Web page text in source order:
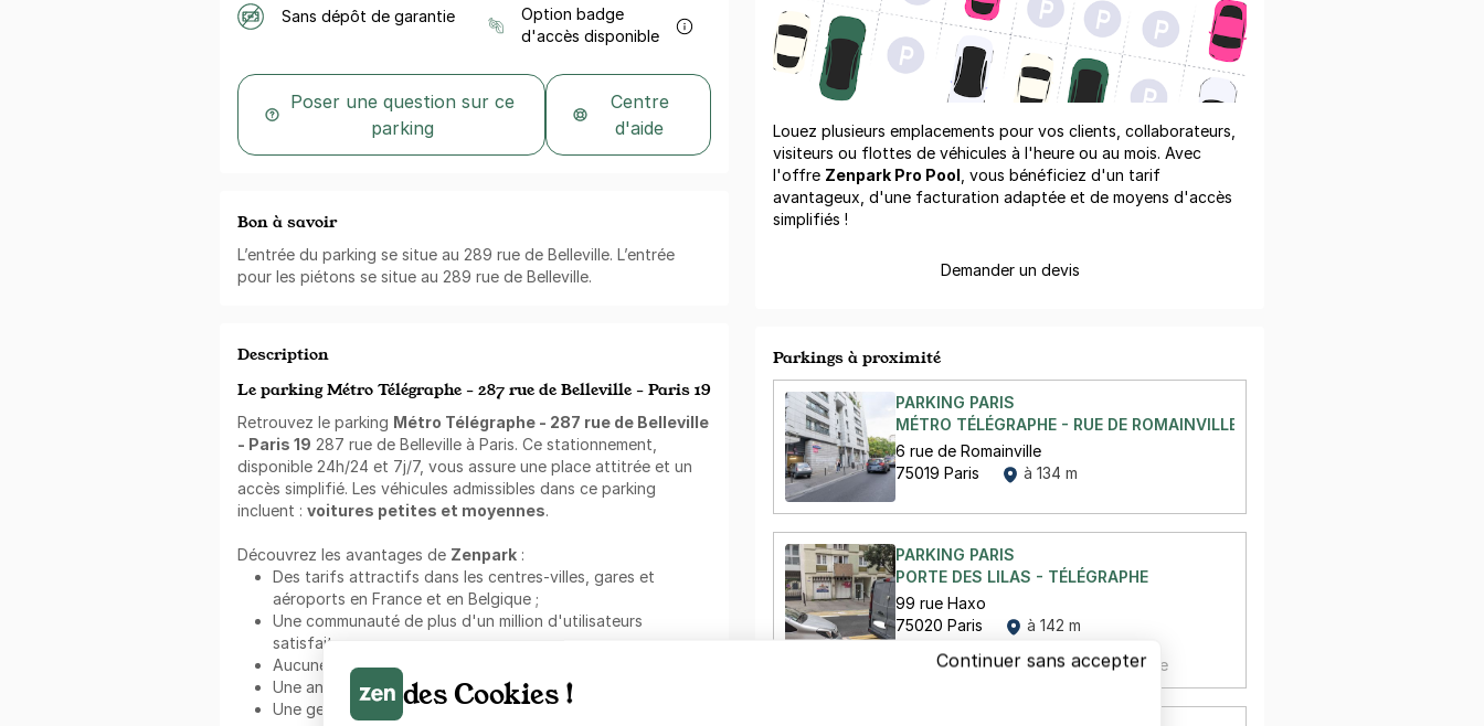
Sans dépôt de garantie
Option badge
d'accès disponible
Poser une question sur ce
parking
Centre
d'aide
Bon à savoir
L’entrée du parking se situe au 289 rue de Belleville. L’entrée
pour les piétons se situe au 289 rue de Belleville.
Description
Le parking Métro Télégraphe - 287 rue de Belleville - Paris 19
Retrouvez le parking Métro Télégraphe - 287 rue de Belleville
- Paris 19 287 rue de Belleville à Paris. Ce stationnement,
disponible 24h/24 et 7j/7, vous assure une place attitrée et un
accès simplifié. Les véhicules admissibles dans ce parking
incluent : voitures petites et moyennes.
Découvrez les avantages de Zenpark :
Des tarifs attractifs dans les centres-villes, gares et
aéroports en France et en Belgique ;
Une communauté de plus d'un million d'utilisateurs
satisfaits ;
Aucune commission sur la réservation ;
Une annulation gratuite et flexible ;
Une gestion facile et rapide via l'application mobile.
Louez plusieurs emplacements pour vos clients, collaborateurs,
visiteurs ou flottes de véhicules à l'heure ou au mois. Avec
l'offre Zenpark Pro Pool , vous bénéficiez d'un tarif
avantageux, d'une facturation adaptée et de moyens d'accès
simplifiés !
Demander un devis
Parkings à proximité
PARKING PARIS
MÉTRO TÉLÉGRAPHE - RUE DE ROMAINVILLE - PARIS 19
6 rue de Romainville
75019 Paris
à 134 m
PARKING PARIS
PORTE DES LILAS - TÉLÉGRAPHE
99 rue Haxo
75020 Paris
à 142 m
2,50 €/heure, 20 €/jour, 65 €/semaine
Continuer sans accepter
des Cookies !